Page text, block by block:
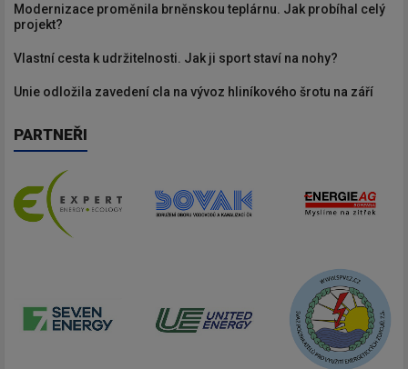
Modernizace proměnila brněnskou teplárnu. Jak probíhal celý
projekt?
Vlastní cesta k udržitelnosti. Jak ji sport staví na nohy?
Unie odložila zavedení cla na vývoz hliníkového šrotu na září
PARTNEŘI